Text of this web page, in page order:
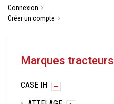
Connexion
Créer un compte
Marques tracteurs
CASE IH